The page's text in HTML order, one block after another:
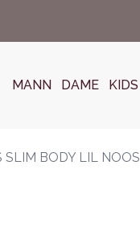
MANN DAME KIDS
SLIM BODY LIL NOOS